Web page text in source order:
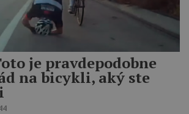
je pravdepodobne
na bicykli, aký ste